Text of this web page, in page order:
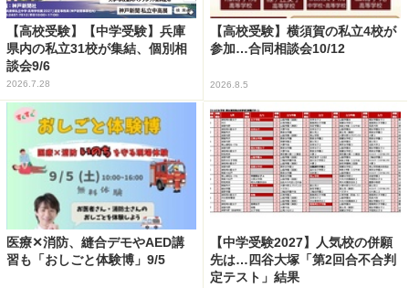
【高校受験】【中学受験】兵庫
県内の私立31校が集結、個別相
談会9/6
2026.7.28
【高校受験】横須賀の私立4校が
参加…合同相談会10/12
2026.8.5
医療✕消防、縫合デモやAED講
習も「おしごと体験博」9/5
【中学受験2027】人気校の併願
先は…四谷大塚「第2回合不合判
定テスト」結果